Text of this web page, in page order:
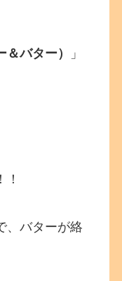
バター）
」
、バターが絡